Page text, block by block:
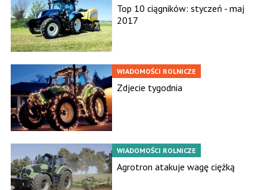
Top 10 ciągników: styczeń - maj
2017
WIADOMOŚCI ROLNICZE
Zdjecie tygodnia
WIADOMOŚCI ROLNICZE
Agrotron atakuje wagę ciężką